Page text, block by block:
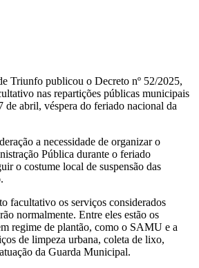
Triunfo publicou o Decreto nº 52/2025,
nas repartições públicas municipais
de abril, véspera do feriado nacional da
a necessidade de organizar o
Pública durante o feriado
o costume local de suspensão das
facultativo os serviços considerados
normalmente. Entre eles estão os
regime de plantão, como o SAMU e a
de limpeza urbana, coleta de lixo,
da Guarda Municipal.